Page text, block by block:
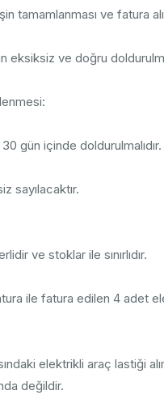
tamamlanması ve fatura
eksiksiz ve doğru
gün içinde doldurulmalıdır.
sayılacaktır.
ve stoklar ile sınırlıdır.
ile fatura edilen 4 adet
elektrikli araç lastiği
değildir.